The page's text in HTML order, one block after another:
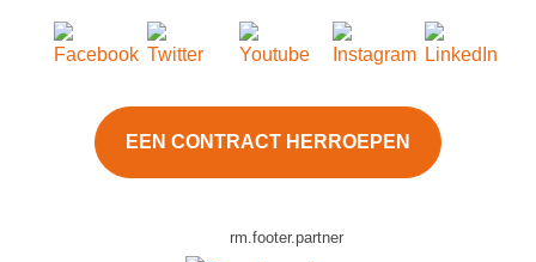
EEN CONTRACT HERROEPEN
rm.footer.partner